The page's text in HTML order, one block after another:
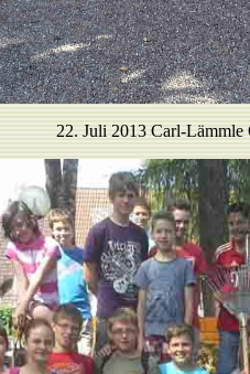
22. Juli 2013 Carl-Lämmle